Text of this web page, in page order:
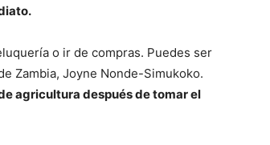
o ir de compras. Puedes ser
Zambia, Joyne Nonde-Simukoko.
agricultura después de tomar el